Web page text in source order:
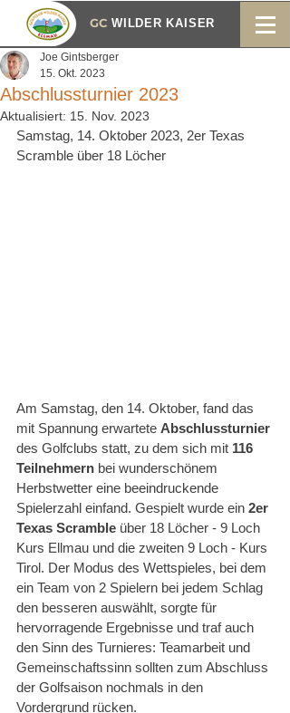
WILDER KAISER
GC
Abschlussturnier 2023
Joe Gintsberger
15. Okt. 2023
Aktualisiert: 15. Nov. 2023
Samstag, 14. Oktober 2023, 2er Texas
Scramble über 18 Löcher
Am Samstag, den 14. Oktober, fand das
mit Spannung erwartete Abschlussturnier
des Golfclubs statt, zu dem sich mit 116
Teilnehmern bei wunderschönem
Herbstwetter eine beeindruckende
Spielerzahl einfand. Gespielt wurde ein 2er
Texas Scramble über 18 Löcher - 9 Loch
Kurs Ellmau und die zweiten 9 Loch - Kurs
Tirol. Der Modus des Wettspieles, bei dem
ein Team von 2 Spielern bei jedem Schlag
den besseren auswählt, sorgte für
hervorragende Ergebnisse und traf auch
den Sinn des Turnieres: Teamarbeit und
Gemeinschaftssinn sollten zum Abschluss
der Golfsaison nochmals in den
Vordergrund rücken.